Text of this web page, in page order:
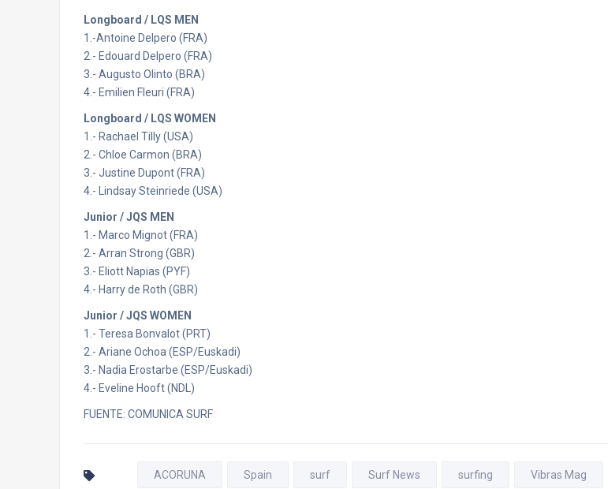
Longboard / LQS MEN
1.-Antoine Delpero (FRA)
2.- Edouard Delpero (FRA)
3.- Augusto Olinto (BRA)
4.- Emilien Fleuri (FRA)
Longboard / LQS WOMEN
1.- Rachael Tilly (USA)
2.- Chloe Carmon (BRA)
3.- Justine Dupont (FRA)
4.- Lindsay Steinriede (USA)
Junior / JQS MEN
1.- Marco Mignot (FRA)
2.- Arran Strong (GBR)
3.- Eliott Napias (PYF)
4.- Harry de Roth (GBR)
Junior / JQS WOMEN
1.- Teresa Bonvalot (PRT)
2.- Ariane Ochoa (ESP/Euskadi)
3.- Nadia Erostarbe (ESP/Euskadi)
4.- Eveline Hooft (NDL)
FUENTE: COMUNICA SURF
ACORUNA Spain surf Surf News surfing Vibras Mag